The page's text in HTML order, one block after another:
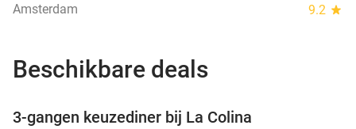
Amsterdam 9.2 star
Beschikbare deals
3-gangen keuzediner bij La Colina